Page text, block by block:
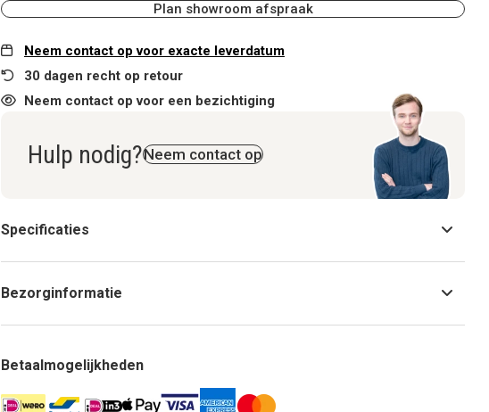
Plan showroom afspraak
Neem contact op voor exacte leverdatum
30 dagen recht op retour
Neem contact op voor een bezichtiging
Hulp nodig?Neem contact op
Specificaties
Bezorginformatie
Betaalmogelijkheden